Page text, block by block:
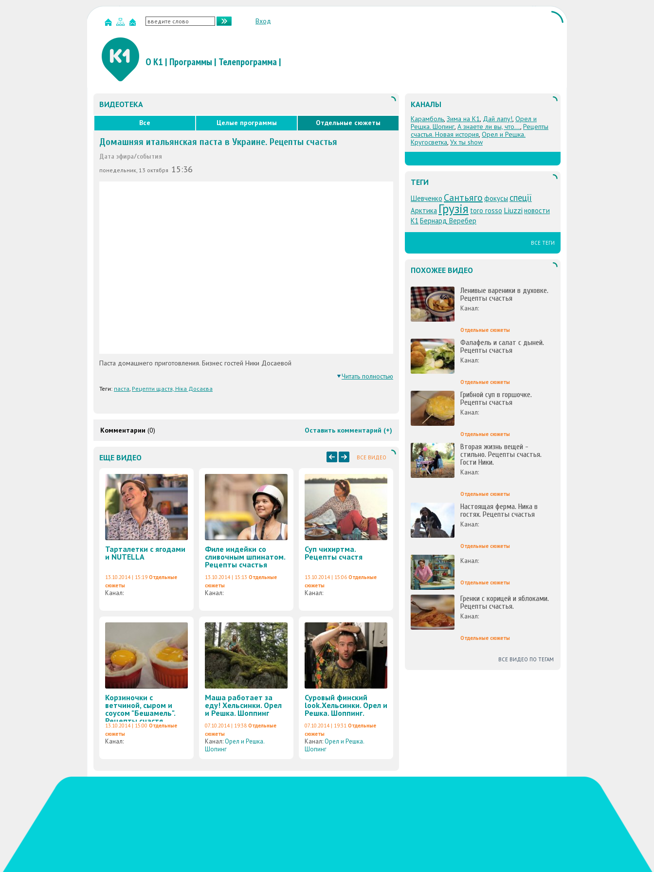
Вход
О К1 | Программы | Телепрограмма|
ВИДЕОТЕКА
Все Целые программы Отдельные сюжеты
Домашняя итальянская паста в Украине. Рецепты счастья
Дата эфира/события
понедельник, 13 октября 15:36
Паста домашнего приготовления. Бизнес гостей Ники Досаевой
Читать полностью
Теги: паста, Рецепти щастя, Ніка Досаєва
Оставить комментарий (+)
Комментарии (0)
ВСЕ ВИДЕО
ЕЩЕ ВИДЕО
Тарталетки с ягодами
и NUTELLA
13.10.2014 | 15:19 Отдельные
сюжеты
Канал:
Филе индейки со
сливочным шпинатом.
Рецепты счастья
13.10.2014 | 15:13 Отдельные
сюжеты
Канал:
Суп чихиртма.
Рецепты счастя
13.10.2014 | 15:06 Отдельные
сюжеты
Канал:
Корзиночки с
ветчиной, сыром и
соусом "Бешамель".
Рецепты счастя.
13.10.2014 | 15:00 Отдельные
сюжеты
Канал:
Маша работает за
еду! Хельсинки. Орел
и Решка. Шоппинг
07.10.2014 | 19:38 Отдельные
сюжеты
Канал:Орел и Решка.
Шопинг
Суровый финский
look.Хельсинки. Орел и
Решка. Шоппинг.
07.10.2014 | 19:31 Отдельные
сюжеты
Канал:Орел и Решка.
Шопинг
КАНАЛЫ
Карамболь, Зима на К1, Дай лапу!, Орел и
Решка. Шопинг, А знаете ли вы, что..., Рецепты
счастья. Новая история, Орел и Решка.
Кругосветка, Ух ты show
ТЕГИ
Шевченко Сантьяго фокусы спеції
Арктика Грузія toro rosso Liuzzi новости
К1 Бернард Веребер
ВСЕ ТЕГИ
ПОХОЖЕЕ ВИДЕО
Ленивые вареники в духовке.
Рецепты счастья
Канал:
Отдельные сюжеты
Фалафель и салат с дыней.
Рецепты счастья
Канал:
Отдельные сюжеты
Грибной суп в горшочке.
Рецепты счастья
Канал:
Отдельные сюжеты
Вторая жизнь вещей -
стильно. Рецепты счастья.
Гости Ники.
Канал:
Отдельные сюжеты
Настоящая ферма. Ника в
гостях. Рецепты счастья
Канал:
Отдельные сюжеты
Канал:
Отдельные сюжеты
Гренки с корицей и яблоками.
Рецепты счастья.
Канал:
Отдельные сюжеты
ВСЕ ВИДЕО ПО ТЕГАМ